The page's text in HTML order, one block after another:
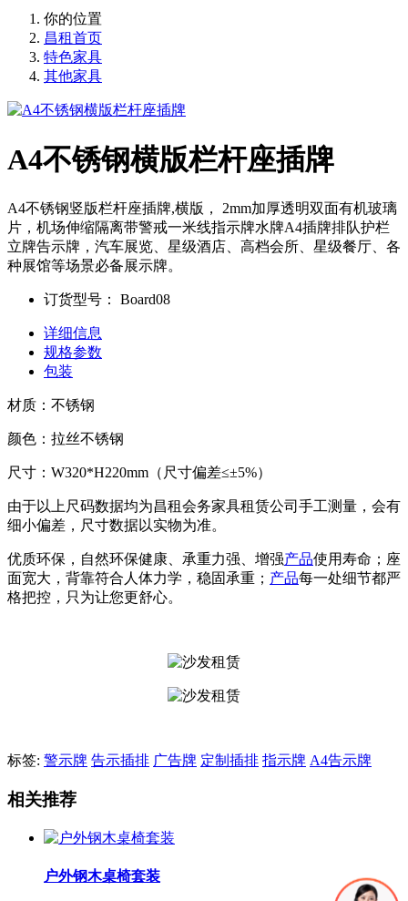
你的位置
昌租首页
特色家具
其他家具
A4不锈钢横版栏杆座插牌
A4不锈钢竖版栏杆座插牌,横版， 2mm加厚透明双面有机玻璃
片，机场伸缩隔离带警戒一米线指示牌水牌A4插牌排队护栏
立牌告示牌，汽车展览、星级酒店、高档会所、星级餐厅、各
种展馆等场景必备展示牌。
订货型号： Board08
详细信息
规格参数
包装
材质：不锈钢
颜色：拉丝不锈钢
尺寸：W320*H220mm（尺寸偏差≤±5%）
由于以上尺码数据均为昌租会务家具租赁公司手工测量，会有
细小偏差，尺寸数据以实物为准。
优质环保，自然环保健康、承重力强、增强产品使用寿命；座
面宽大，背靠符合人体力学，稳固承重； 产品每一处细节都严
格把控，只为让您更舒心。
标签: 警示牌 告示插排 广告牌 定制插排 指示牌 A4告示牌
相关推荐
户外钢木桌椅套装